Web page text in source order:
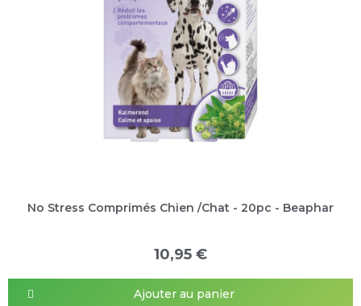
No Stress Comprimés Chien /Chat - 20pc - Beaphar
10,95 €
Ajouter au panier